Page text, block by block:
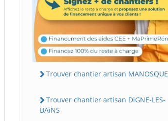
Trouver chantier artisan MANOSQUE
Trouver chantier artisan DiGNE-LES-
BAiNS